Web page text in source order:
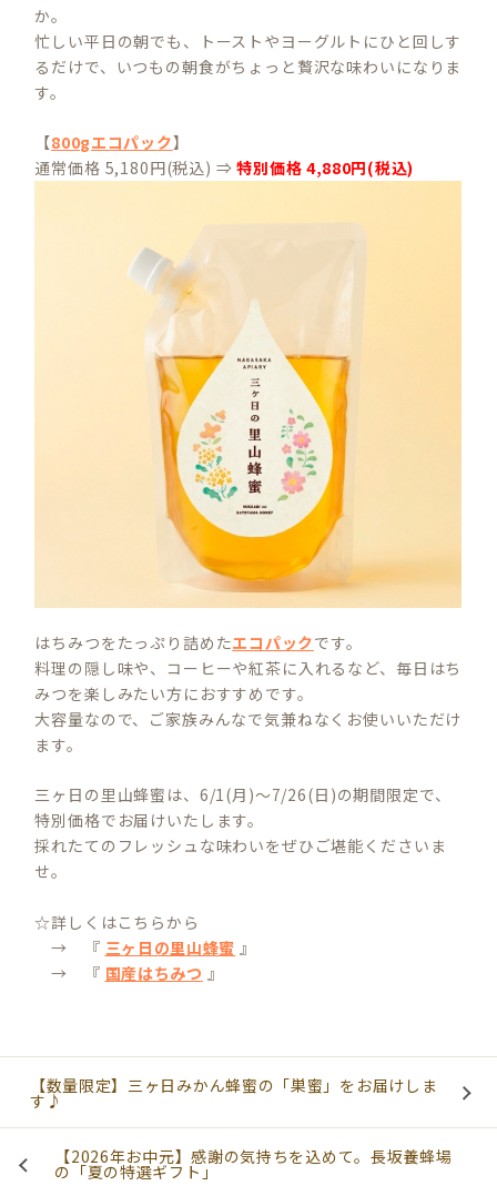
か。
忙しい平日の朝でも、トーストやヨーグルトにひと回しす
るだけで、いつもの朝食がちょっと贅沢な味わいになりま
す。
【800gエコパック】
通常価格 5,180円(税込) ⇒特別価格 4,880円(税込)
はちみつをたっぷり詰めたエコパックです。
料理の隠し味や、コーヒーや紅茶に入れるなど、毎日はち
みつを楽しみたい方におすすめです。
大容量なので、ご家族みんなで気兼ねなくお使いいただけ
ます。
三ヶ日の里山蜂蜜は、6/1(月)～7/26(日)の期間限定で、
特別価格でお届けいたします。
採れたてのフレッシュな味わいをぜひご堪能くださいま
せ。
☆詳しくはこちらから
→ 『 三ヶ日の里山蜂蜜 』
→ 『 国産はちみつ 』
【数量限定】三ヶ日みかん蜂蜜の「巣蜜」をお届けしま
す♪
【2026年お中元】感謝の気持ちを込めて。長坂養蜂場
の「夏の特選ギフト」